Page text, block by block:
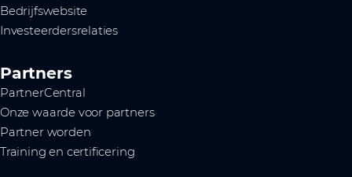
Bedrijfswebsite
Investeerdersrelaties
Partners
PartnerCentral
Onze waarde voor partners
Partner worden
Training en certificering